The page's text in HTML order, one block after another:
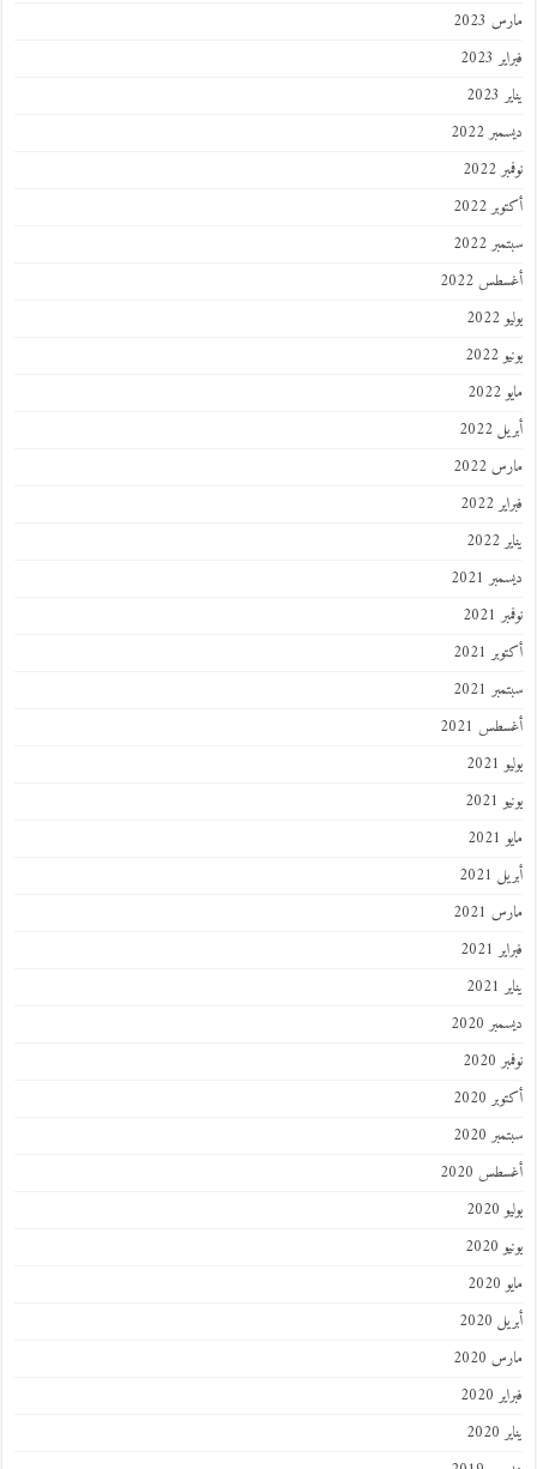
مارس 2023
فبراير 2023
يناير 2023
ديسمبر 2022
نوفمبر 2022
أكتوبر 2022
سبتمبر 2022
أغسطس 2022
يوليو 2022
يونيو 2022
مايو 2022
أبريل 2022
مارس 2022
فبراير 2022
يناير 2022
ديسمبر 2021
نوفمبر 2021
أكتوبر 2021
سبتمبر 2021
أغسطس 2021
يوليو 2021
يونيو 2021
مايو 2021
أبريل 2021
مارس 2021
فبراير 2021
يناير 2021
ديسمبر 2020
نوفمبر 2020
أكتوبر 2020
سبتمبر 2020
أغسطس 2020
يوليو 2020
يونيو 2020
مايو 2020
أبريل 2020
مارس 2020
فبراير 2020
يناير 2020